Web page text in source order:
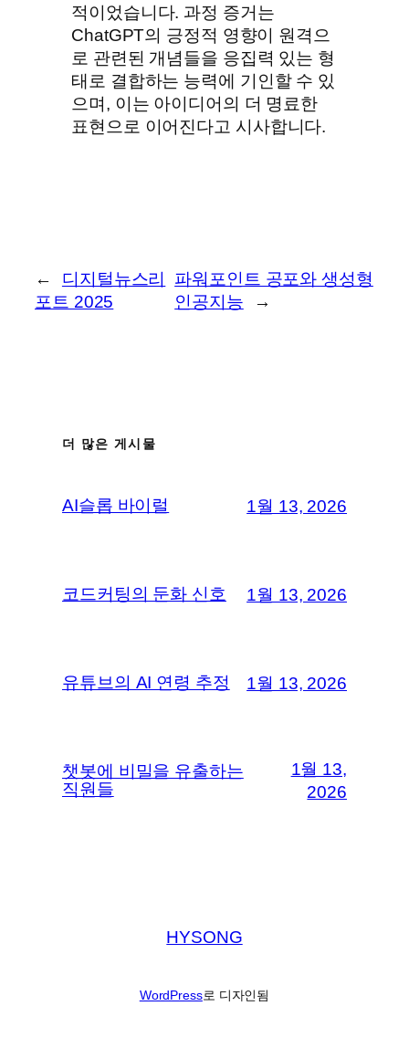
적이었습니다. 과정 증거는
ChatGPT의 긍정적 영향이 원격으
로 관련된 개념들을 응집력 있는 형
태로 결합하는 능력에 기인할 수 있
으며, 이는 아이디어의 더 명료한
표현으로 이어진다고 시사합니다.
←
디지털뉴스리
포트 2025
파워포인트 공포와 생성형
인공지능
→
더 많은 게시물
AI슬롭 바이럴 1월 13, 2026
코드커팅의 둔화 신호 1월 13, 2026
유튜브의 AI 연령 추정 1월 13, 2026
챗봇에 비밀을 유출하는
직원들
1월 13,
2026
HYSONG
WordPress로 디자인됨